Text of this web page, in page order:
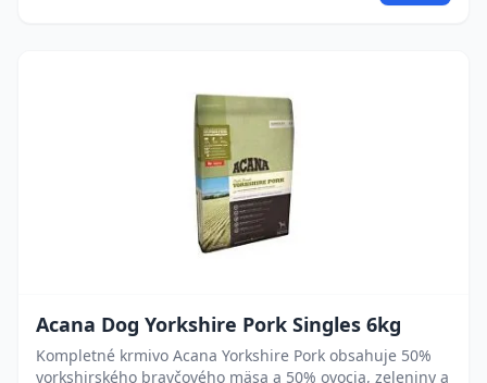
Acana Dog Yorkshire Pork Singles 6kg
Kompletné krmivo Acana Yorkshire Pork obsahuje 50%
yorkshirského bravčového mäsa a 50% ovocia, zeleniny a